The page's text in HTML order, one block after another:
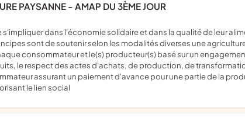
PAYSANNE - AMAP DU 3ÈME JOUR
sont de soutenir selon les modalités diverses une
consommateur et le(s) producteur(s) basé sur un
le respect des actes d'achats, de production, de
assurant un paiement d'avance pour une partie de la
le lien social